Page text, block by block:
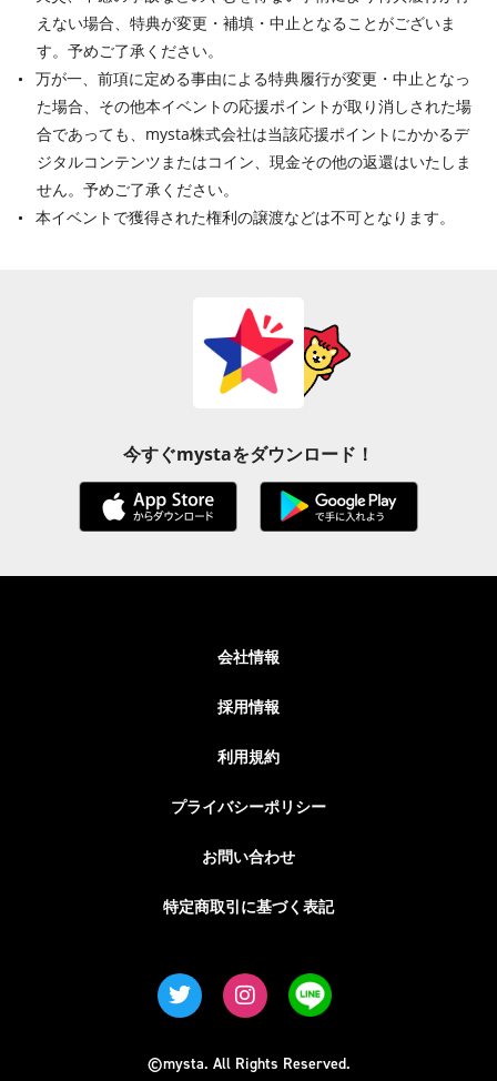
えない場合、特典が変更・補填・中止となることがございま
す。予めご了承ください。
万が一、前項に定める事由による特典履行が変更・中止となっ
た場合、その他本イベントの応援ポイントが取り消しされた場
合であっても、mysta株式会社は当該応援ポイントにかかるデ
ジタルコンテンツまたはコイン、現金その他の返還はいたしま
せん。予めご了承ください。
本イベントで獲得された権利の譲渡などは不可となります。
今すぐmystaをダウンロード！
会社情報
採用情報
利用規約
プライバシーポリシー
お問い合わせ
特定商取引に基づく表記
©mysta. All Rights Reserved.